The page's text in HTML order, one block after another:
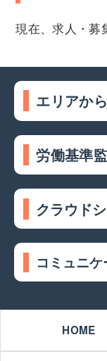
現在、求人・募
エリアか
労働基準
クラウド
コミュニ
HOME